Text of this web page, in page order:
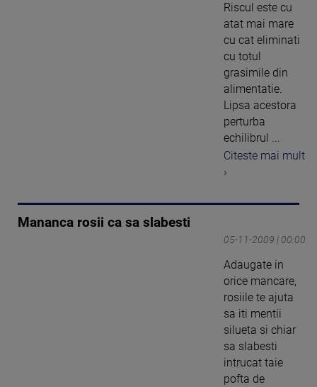
Riscul este cu
atat mai mare
cu cat eliminati
cu totul
grasimile din
alimentatie.
Lipsa acestora
perturba
echilibrul ...
Citeste mai mult
›
Mananca rosii ca sa slabesti
05-11-2009 | 00:00
Adaugate in
orice mancare,
rosiile te ajuta
sa iti mentii
silueta si chiar
sa slabesti
intrucat taie
pofta de